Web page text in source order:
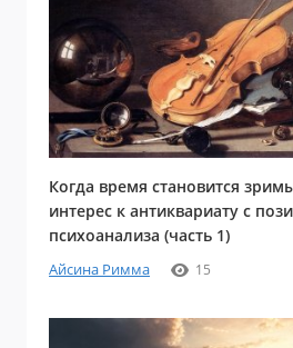
Когда время становится
интерес к антиквариату с
психоанализа (часть 1)
Айсина Римма 15